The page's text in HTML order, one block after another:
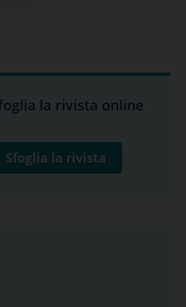
la rivista online
Sfoglia la rivista